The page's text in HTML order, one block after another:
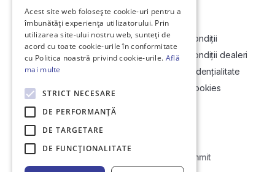
Link-uri utile
Informații utile vizionare
Contact
Soluționarea Online a litigiilor
ANCP
Compania
Termeni și condiții
Termeni și condiții dealeri
Politică confidențialitate
Politica de cookies
Initial Commit
Acest site web folosește cookie-uri pentru a
îmbunătăți experiența utilizatorului. Prin
utilizarea site-ului nostru web, sunteți de
acord cu toate cookie-urile în conformitate
cu Politica noastră privind cookie-urile. Află
mai multe
STRICT NECESARE
DE PERFORMANȚĂ
DE TARGETARE
DE FUNCŢIONALITATE